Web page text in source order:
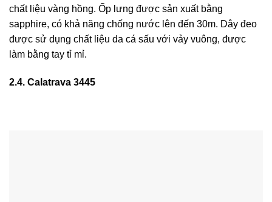
chất liệu vàng hồng. Ốp lưng được sản xuất bằng
sapphire, có khả năng chống nước lên đến 30m. Dây đeo
được sử dụng chất liệu da cá sấu với vảy vuông, được
làm bằng tay tỉ mỉ.
2.4. Calatrava 3445